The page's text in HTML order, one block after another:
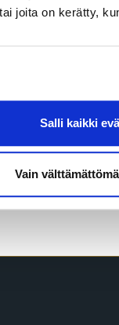
joita on kerätty,
Salli kaikki
Vain